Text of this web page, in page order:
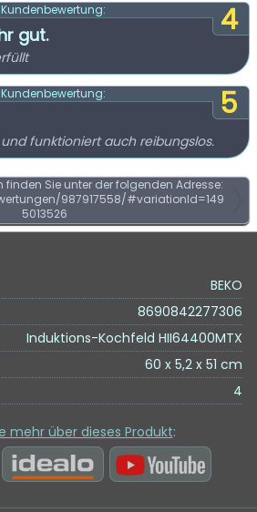
4
Kundenbewertung:
gut.
5
Kundenbewertung:
funktioniert auch reibungslos.
finden Sie unter der folgenden Adresse:
987917558/#variationId=149
5013526
BEKO
8690842277306
Induktions-Kochfeld HII64400MTX
60 x 5,2 x 51 cm
4
mehr über dieses Produkt: